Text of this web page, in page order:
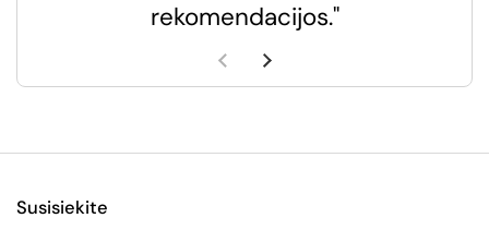
rekomendacijos."
Ankstesnė skaidrė
Kita skaidrė
Susisiekite